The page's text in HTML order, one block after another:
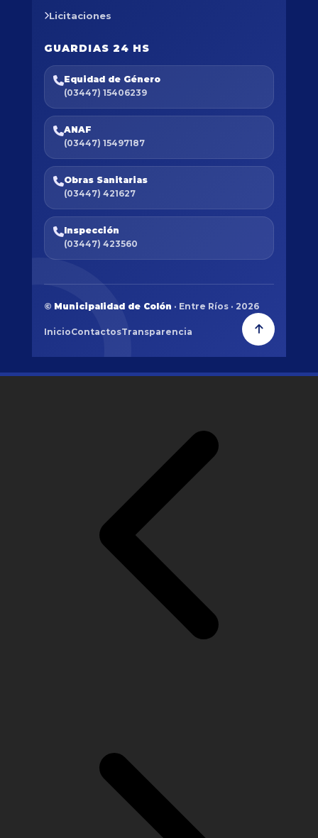
Licitaciones
GUARDIAS 24 HS
Equidad de Género
(03447) 15406239
ANAF
(03447) 15497187
Obras Sanitarias
(03447) 421627
Inspección
(03447) 423560
© Municipalidad de Colón · Entre Ríos · 2026
InicioContactosTransparencia